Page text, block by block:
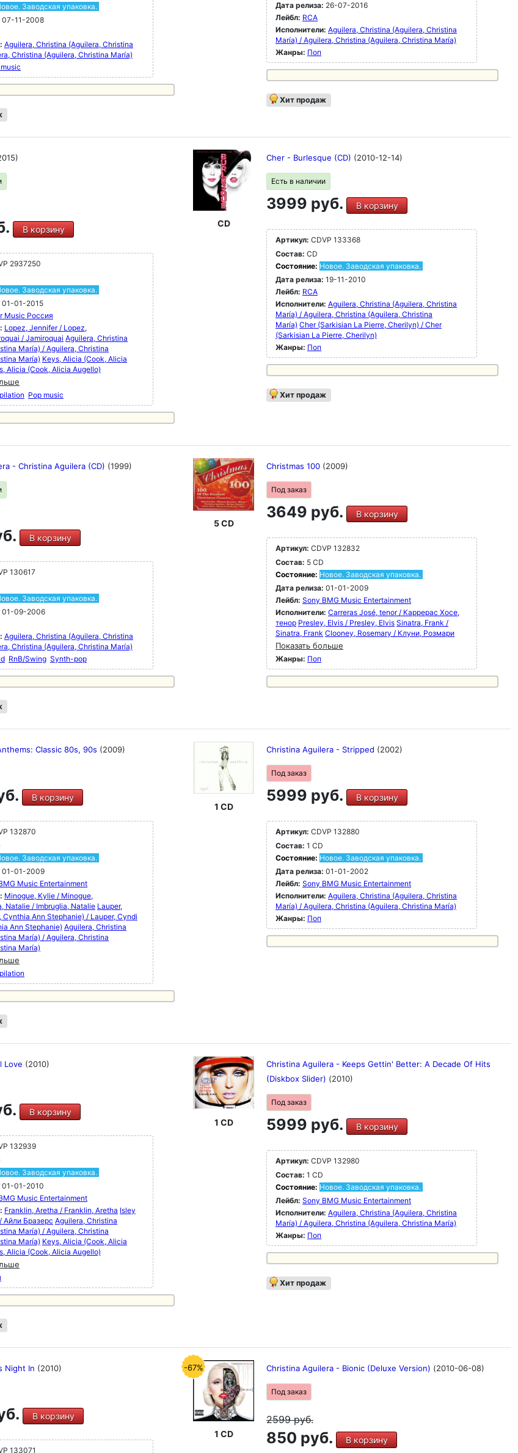
Заводская упаковка.
07-11-2008
Aguilera, Christina (Aguilera, Christina
Christina (Aguilera, Christina María)
Дата релиза: 26-07-2016
Лейбл: RCA
Исполнители: Aguilera, Christina (Aguilera, Christina
María) / Aguilera, Christina (Aguilera, Christina María)
Жанры: Поп
Хит продаж
В корзину
2937250
Заводская упаковка.
01-01-2015
Music Россия
Lopez, Jennifer / Lopez,
/ Jamiroquai Aguilera, Christina
María) / Aguilera, Christina
María) Keys, Alicia (Cook, Alicia
Alicia (Cook, Alicia Augello)
Pop music
CD
Cher - Burlesque (CD) (2010-12-14)
Есть в наличии
3999 руб. В корзину
Артикул: CDVP 133368
Состав: CD
Состояние: Новое. Заводская упаковка.
Дата релиза: 19-11-2010
Лейбл: RCA
Исполнители: Aguilera, Christina (Aguilera, Christina
María) / Aguilera, Christina (Aguilera, Christina
María) Cher (Sarkisian La Pierre, Cherilyn) / Cher
(Sarkisian La Pierre, Cherilyn)
Жанры: Поп
Хит продаж
- Christina Aguilera (CD) (1999)
В корзину
130617
Заводская упаковка.
01-09-2006
Aguilera, Christina (Aguilera, Christina
Christina (Aguilera, Christina María)
RnB/Swing Synth-pop
5 CD
Christmas 100 (2009)
Под заказ
3649 руб. В корзину
Артикул: CDVP 132832
Состав: 5 CD
Состояние: Новое. Заводская упаковка.
Дата релиза: 01-01-2009
Лейбл: Sony BMG Music Entertainment
Исполнители: Carreras José, tenor / Каррерас Хосе,
тенор Presley, Elvis / Presley, Elvis Sinatra, Frank /
Sinatra, Frank Clooney, Rosemary / Клуни, Розмари
Показать больше
Жанры: Поп
Classic 80s, 90s (2009)
В корзину
132870
Заводская упаковка.
01-01-2009
Music Entertainment
Minogue, Kylie / Minogue,
Natalie / Imbruglia, Natalie Lauper,
Cynthia Ann Stephanie) / Lauper, Cyndi
Ann Stephanie) Aguilera, Christina
María) / Aguilera, Christina
María)
1 CD
Christina Aguilera - Stripped (2002)
Под заказ
5999 руб. В корзину
Артикул: CDVP 132880
Состав: 1 CD
Состояние: Новое. Заводская упаковка.
Дата релиза: 01-01-2002
Лейбл: Sony BMG Music Entertainment
Исполнители: Aguilera, Christina (Aguilera, Christina
María) / Aguilera, Christina (Aguilera, Christina María)
Жанры: Поп
Love (2010)
В корзину
132939
Заводская упаковка.
01-01-2010
Music Entertainment
Franklin, Aretha / Franklin, Aretha Isley
Айли Бразерс Aguilera, Christina
María) / Aguilera, Christina
María) Keys, Alicia (Cook, Alicia
Alicia (Cook, Alicia Augello)
1 CD
Christina Aguilera - Keeps Gettin' Better: A Decade Of Hits
(Diskbox Slider) (2010)
Под заказ
5999 руб. В корзину
Артикул: CDVP 132980
Состав: 1 CD
Состояние: Новое. Заводская упаковка.
Лейбл: Sony BMG Music Entertainment
Исполнители: Aguilera, Christina (Aguilera, Christina
María) / Aguilera, Christina (Aguilera, Christina María)
Жанры: Поп
Хит продаж
Night In (2010)
В корзину
133071
-67%
1 CD
Christina Aguilera - Bionic (Deluxe Version) (2010-06-08)
Под заказ
2599руб.
850 руб. В корзину